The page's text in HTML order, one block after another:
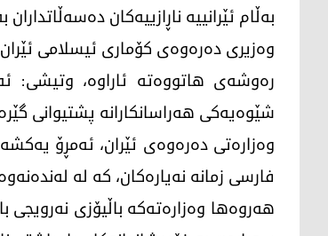
به‌ڵام ئێرانییه‌ ناڕازییه‌كان
وه‌زیری ده‌ره‌وه‌ی كۆماری ئیسلامی
ره‌وشه‌ی هاتووه‌ته‌ ئاراوه‌، وتیشی:
شێوه‌یه‌كی هه‌راسانكارانه‌ پشتیوانی
وه‌زاره‌تی ده‌ره‌وه‌ی ئێران، ئه‌مڕۆ
فارسی زمانه‌ نه‌یاره‌كان، كه‌ له‌
هه‌روه‌ها وه‌زاره‌ته‌كه‌ باڵیۆزی